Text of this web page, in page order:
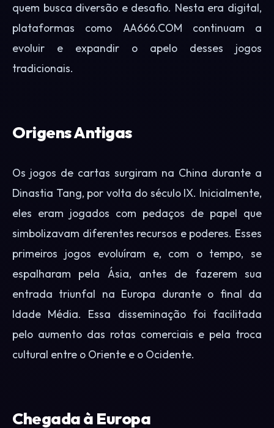
quem busca diversão e desafio. Nesta era digital,
plataformas como AA666.COM continuam a
evoluir e expandir o apelo desses jogos
tradicionais.
Origens Antigas
Os jogos de cartas surgiram na China durante a
Dinastia Tang, por volta do século IX. Inicialmente,
eles eram jogados com pedaços de papel que
simbolizavam diferentes recursos e poderes. Esses
primeiros jogos evoluíram e, com o tempo, se
espalharam pela Ásia, antes de fazerem sua
entrada triunfal na Europa durante o final da
Idade Média. Essa disseminação foi facilitada
pelo aumento das rotas comerciais e pela troca
cultural entre o Oriente e o Ocidente.
Chegada à Europa